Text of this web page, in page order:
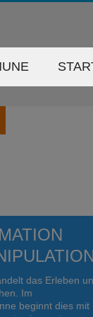
das Erleben
Im
beginnt dies mit